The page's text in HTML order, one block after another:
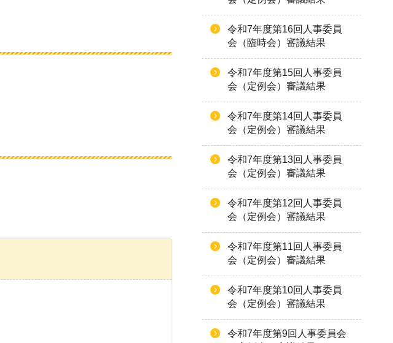
令和7年度第16回人事委員
会（臨時会）審議結果
令和7年度第15回人事委員
会（定例会）審議結果
令和7年度第14回人事委員
会（定例会）審議結果
令和7年度第13回人事委員
会（定例会）審議結果
令和7年度第12回人事委員
会（定例会）審議結果
令和7年度第11回人事委員
会（定例会）審議結果
令和7年度第10回人事委員
会（定例会）審議結果
令和7年度第9回人事委員会